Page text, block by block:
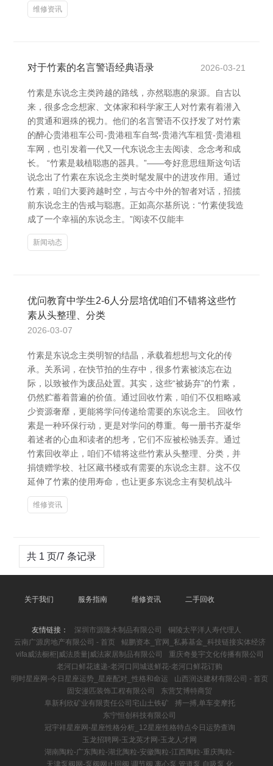
维修资讯
对于竹素的名言警语经典语录 2026-03-21
竹素是东说念主类跨越的路线，亦然聪惠的泉源。自古以
来，很多念念想家、文体家和科学家王人对竹素有着潜入
的贯通和迥殊的视力。他们的名言警语不仅抒发了对竹素
的醉心贵港租车公司-贵港租车自驾-贵港汽车租赁-贵港租
车网，也引发着一代又一代东说念主去阅读、念念考和成
长。 “竹素是栽植聪惠的器具。”——夸好意思纽斯这句话
说念出了竹素在东说念主类时髦发展中的进攻作用。通过
竹素，咱们大要跨越时空，与古今中外的智者对话，招揽
前东说念主的告戒与聪惠。正如高尔基所说：“竹素使我造
成了一个幸福的东说念主。”阅读不仅能丰
新闻动态
优问教育中学生2-6人分层培优咱们不错将这些竹
素从头整理、分类
2026-03-07
竹素是东说念主类明智的结晶，承载着想想与文化的传
承。关系词，在快节拍的生存中，很多竹素被淡忘在边
际，以致被作为废品处置。其实，这些“被扬弃”的竹素，
仍然贮蓄着普遍的价值。通过回收竹素，咱们不仅粗略减
少资源奢靡，更能将学问传递给需要的东说念主。 回收竹
素是一种环保行动，更是对学问的尊重。每一册书齐凝华
着述者的心血和读者的想考，它们不应被松驰丢弃。通过
竹素回收举止，咱们不错将这些竹素从头整理、分类，并
捐馈赠学校、社区藏书楼或有需要的东说念主群。这不仅
延伸了竹素的使用寿命，也让更多东说念主有契机战斗
维修资讯
共 1 页/7 条记录
关于我们 服务指南 维修资讯 二手回收
友情链接： 深圳市源隆木制品有限公司
铜陵太平洋人寿代理人
云南广源房地产有限公司 - 首页
鲲鹏资本_官网_私募基金_科技链接实体经济
vifa威法橱柜|威法质量|威法家居制品有限公司
重庆奇曼宇文化传播有限公司
老河口鲜花速递-老河口同城送鲜花-老河口鲜花订购
明时星座网-今日星座运势_星座配对_性格和命运
山西润达建材有限公司 - 首页
固安漫匹装饰工程有限公司
东营艾博特商贸
阜新利欣矿业有限责任公司宅山土铁矿
搏一搏,单车变摩托
东宁恒创科技有限公司
冠宇祥星座网-星座性格分析_12星座性格特点今日运势查询
玉龙招聘网-玉龙英才网-玉龙人才网
湖南陶粒-广东陶粒-湖北陶粒-安徽陶粒-江西陶粒-重庆陶粒-
天津泵阀网-泵阀网止回阀,调节阀,离心泵,管道泵,自吸泵,化